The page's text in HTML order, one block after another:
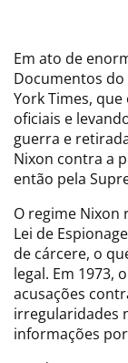
Em ato de
Documentos do
York Times,
oficiais e
guerra e
Nixon contra a
então pela
O regime Nixon
Lei de
de cárcere, o
legal. Em 1973,
acusações
irregularidades
informações